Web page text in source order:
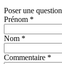
Poser une question
Prénom *
Nom *
Commentaire *